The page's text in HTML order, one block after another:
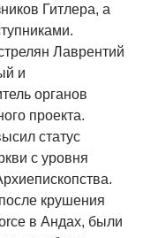
Гитлера, а
Лаврентий
и
органов
проекта.
статус
с уровня
крушения
в Андах, были